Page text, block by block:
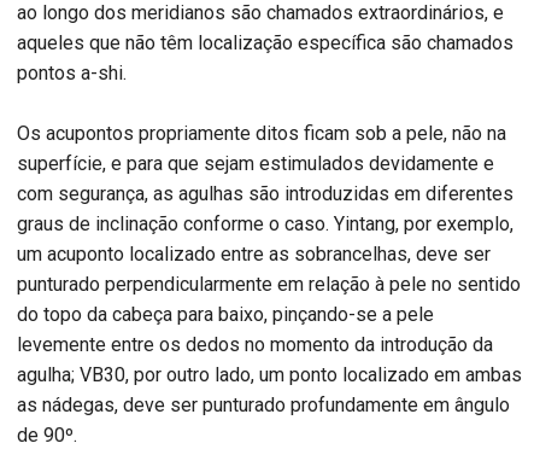
ao longo dos meridianos são chamados extraordinários, e
aqueles que não têm localização específica são chamados
pontos a-shi.
Os acupontos propriamente ditos ficam sob a pele, não na
superfície, e para que sejam estimulados devidamente e
com segurança, as agulhas são introduzidas em diferentes
graus de inclinação conforme o caso. Yintang, por exemplo,
um acuponto localizado entre as sobrancelhas, deve ser
punturado perpendicularmente em relação à pele no sentido
do topo da cabeça para baixo, pinçando-se a pele
levemente entre os dedos no momento da introdução da
agulha; VB30, por outro lado, um ponto localizado em ambas
as nádegas, deve ser punturado profundamente em ângulo
de 90º.